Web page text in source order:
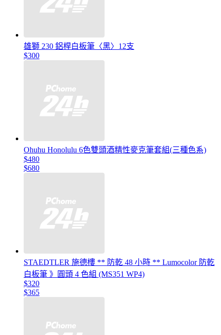
雄獅 230 鋁桿白板筆〈黑〉12支
$300
Ohuhu Honolulu 6色雙頭酒精性麥克筆套組(三種色系)
$480
$680
STAEDTLER 施德樓 ** 防乾 48 小時 ** Lumocolor 防乾
白板筆 》圓頭 4 色組 (MS351 WP4)
$320
$365